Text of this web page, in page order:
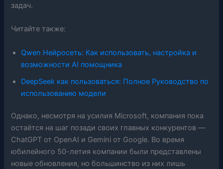
задач.
Читайте также:
Qwen Нейросеть: Как использовать, настройка и
возможности AI помощника
DeepSeek как пользоваться: Полное Руководство по
использованию модели
Однако, несмотря на усилия Microsoft, компания пока
остаётся на шаг позади своих главных конкурентов —
ChatGPT от OpenAI и Gemini от Google. Во время
юбилейного 50-летия компании были представлены
новые обновления, но большинство из них лишь